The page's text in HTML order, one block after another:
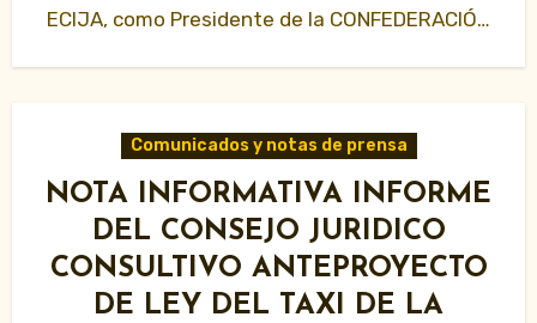
ECIJA, como Presidente de la CONFEDERACIÓN
Comunicados y notas de prensa
NOTA INFORMATIVA INFORME
DEL CONSEJO JURIDICO
CONSULTIVO ANTEPROYECTO
DE LEY DEL TAXI DE LA